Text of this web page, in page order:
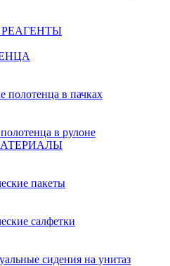
полотенца в пачках
в рулоне
пакеты
салфетки
сидения на унитаз